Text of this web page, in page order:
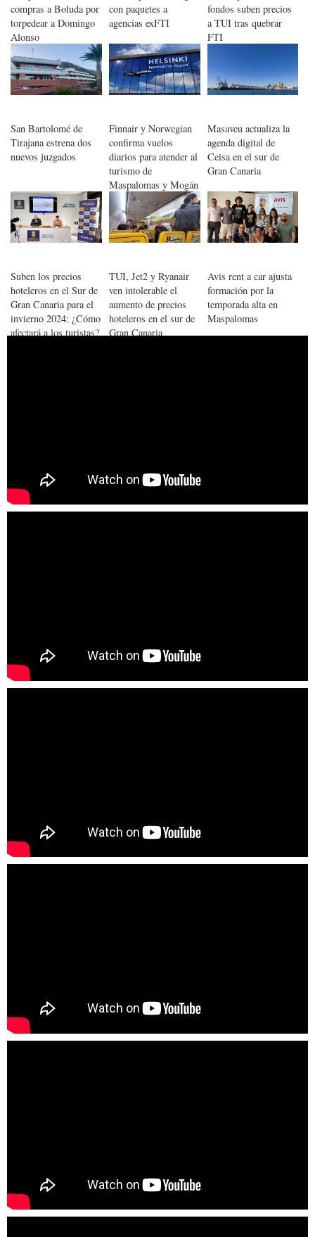
compras a Boluda por
torpedear a Domingo
Alonso
con paquetes a
agencias exFTI
fondos suben precios
a TUI tras quebrar
FTI
San Bartolomé de
Tirajana estrena dos
nuevos juzgados
Finnair y Norwegian
confirma vuelos
diarios para atender al
turismo de
Maspalomas y Mogán
Masaveu actualiza la
agenda digital de
Ceisa en el sur de
Gran Canaria
Suben los precios
hoteleros en el Sur de
Gran Canaria para el
invierno 2024: ¿Cómo
afectará a los turistas?
TUI, Jet2 y Ryanair
ven intolerable el
aumento de precios
hoteleros en el sur de
Gran Canaria
Avis rent a car ajusta
formación por la
temporada alta en
Maspalomas